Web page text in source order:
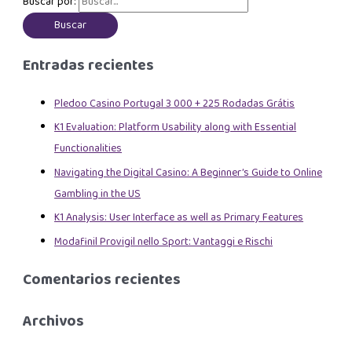
Entradas recientes
Pledoo Casino Portugal 3 000 + 225 Rodadas Grátis
K1 Evaluation: Platform Usability along with Essential
Functionalities
Navigating the Digital Casino: A Beginner’s Guide to Online
Gambling in the US
K1 Analysis: User Interface as well as Primary Features
Modafinil Provigil nello Sport: Vantaggi e Rischi
Comentarios recientes
Archivos